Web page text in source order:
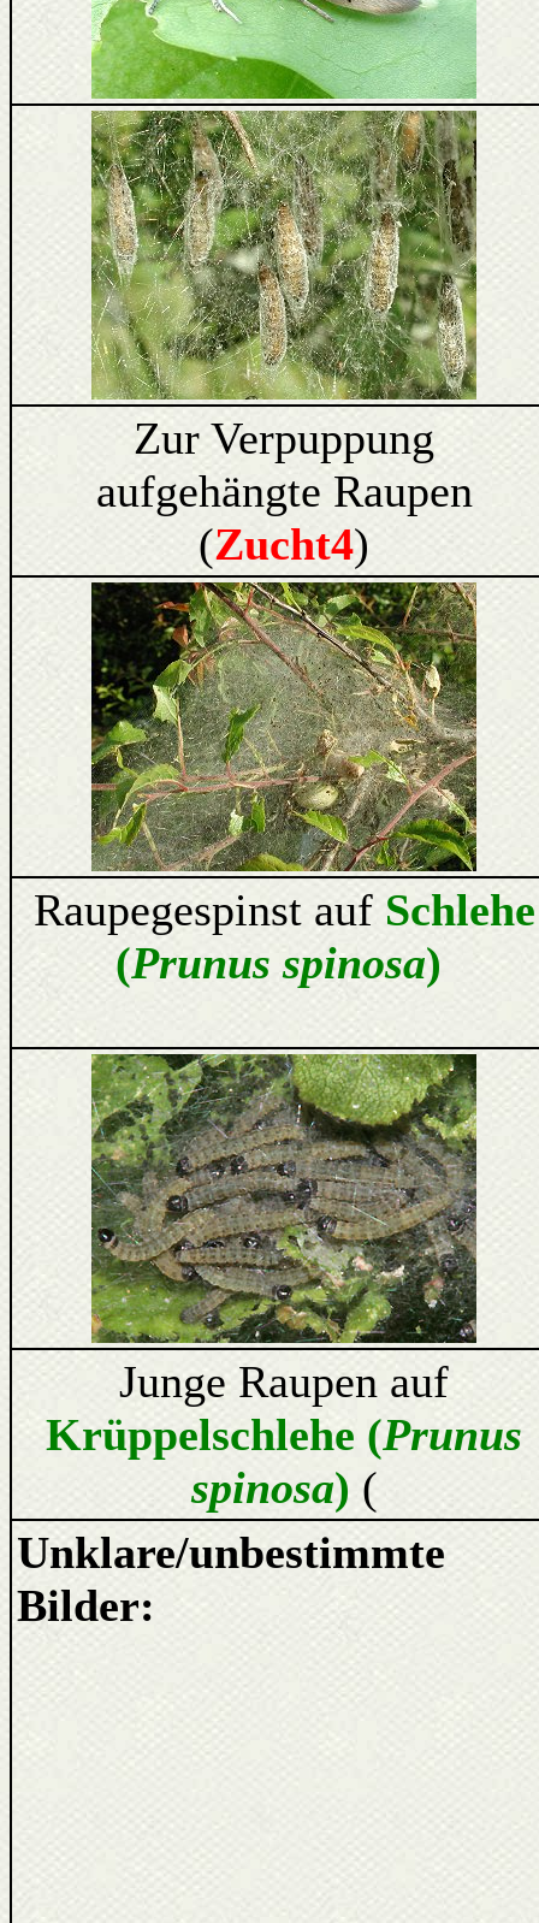
Zur Verpuppung
aufgehängte Raupen
(Zucht4)
Raupegespinst auf Schlehe
(Prunus spinosa)
Junge Raupen auf
Krüppelschlehe (Prunus
spinosa) (
Unklare/unbestimmte
Bilder: